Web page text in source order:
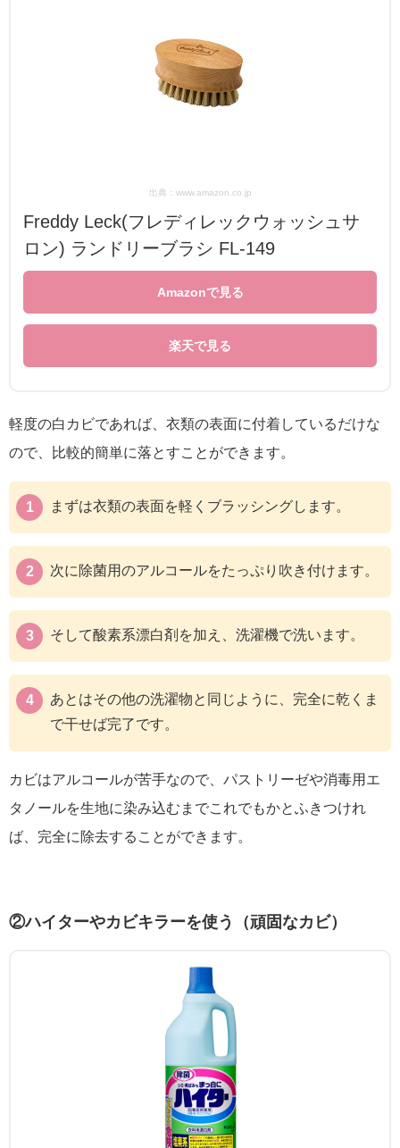
出典：www.amazon.co.jp
Freddy Leck(フレディレックウォッシュサ
ロン) ランドリーブラシ FL-149
Amazonで見る
楽天で見る
軽度の白カビであれば、衣類の表面に付着しているだけな
ので、比較的簡単に落とすことができます。
まずは衣類の表面を軽くブラッシングします。
次に除菌用のアルコールをたっぷり吹き付けます。
そして酸素系漂白剤を加え、洗濯機で洗います。
あとはその他の洗濯物と同じように、完全に乾くま
で干せば完了です。
カビはアルコールが苦手なので、パストリーゼや消毒用エ
タノールを生地に染み込むまでこれでもかとふきつけれ
ば、完全に除去することができます。
②ハイターやカビキラーを使う（頑固なカビ）